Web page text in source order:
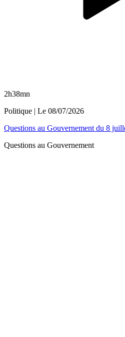
2h38mn
Politique | Le 08/07/2026
Questions au Gouvernement du 8
Questions au Gouvernement